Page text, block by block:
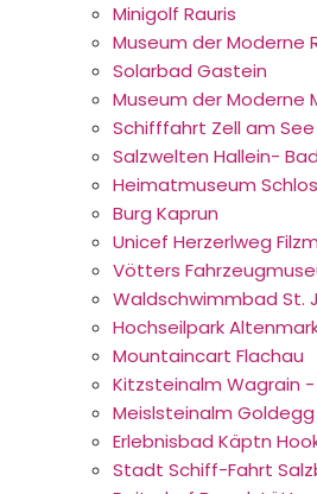
Minigolf Rauris
Museum der Moderne
Solarbad Gastein
Museum der Moderne
Schifffahrt Zell am See
Salzwelten Hallein-
Heimatmuseum
Burg Kaprun
Unicef Herzerlweg
Vötters
Waldschwimmbad St.
Hochseilpark
Mountaincart Flachau
Kitzsteinalm Wagrain -
Meislsteinalm Goldegg
Erlebnisbad Käptn
Stadt Schiff-Fahrt